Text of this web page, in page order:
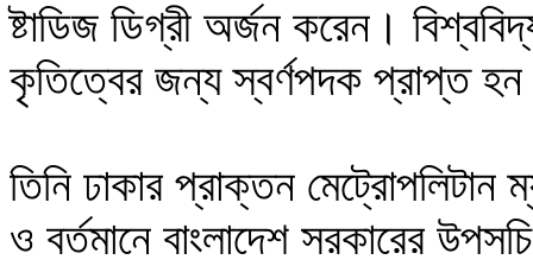
ষ্টাডিজ ডিগ্রী অর্জন করেন।
কৃতিত্বের জন্য স্বর্ণপদক প্রাপ্ত
তিনি ঢাকার প্রাক্তন মেট্রোপলিটান
ও বর্তমানে বাংলাদেশ সরকারের